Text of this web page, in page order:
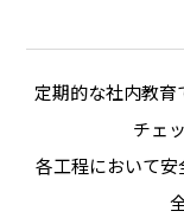
定期的な社内教育
チェ
各工程において